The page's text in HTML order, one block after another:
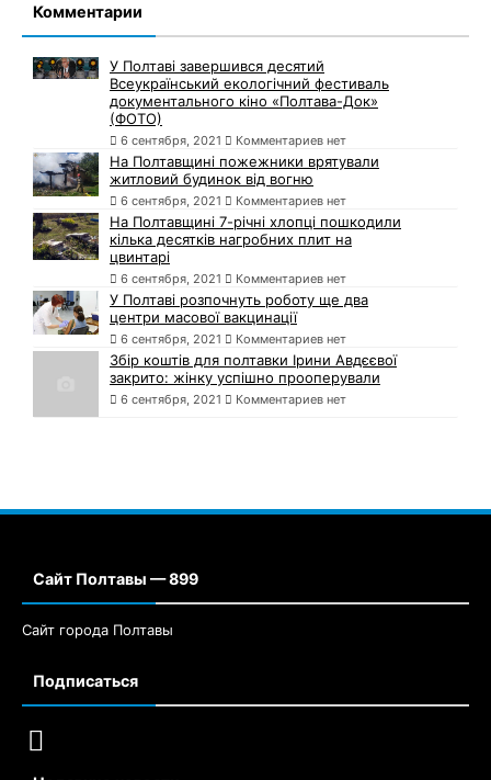
Комментарии
У Полтаві завершився десятий
Всеукраїнський екологічний фестиваль
документального кіно «Полтава-Док»
(ФОТО)
6 сентября, 2021 Комментариев нет
На Полтавщині пожежники врятували
житловий будинок від вогню
6 сентября, 2021 Комментариев нет
На Полтавщині 7-річні хлопці пошкодили
кілька десятків нагробних плит на
цвинтарі
6 сентября, 2021 Комментариев нет
У Полтаві розпочнуть роботу ще два
центри масової вакцинації
6 сентября, 2021 Комментариев нет
Збір коштів для полтавки Ірини Авдєєвої
закрито: жінку успішно прооперували
6 сентября, 2021 Комментариев нет
Сайт Полтавы — 899
Сайт города Полтавы
Подписаться